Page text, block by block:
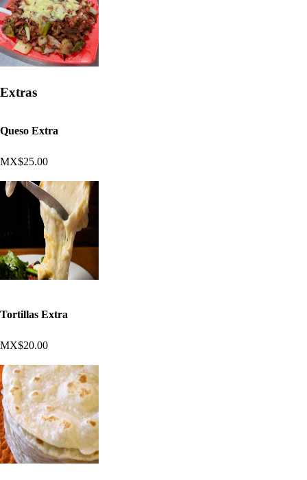
Extras
Queso Extra
MX$25.00
Tortillas Extra
MX$20.00